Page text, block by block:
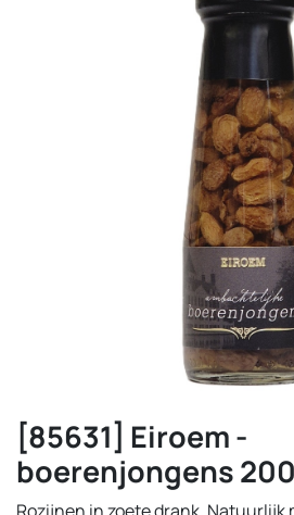
[85631] Eiroem -
boerenjongens